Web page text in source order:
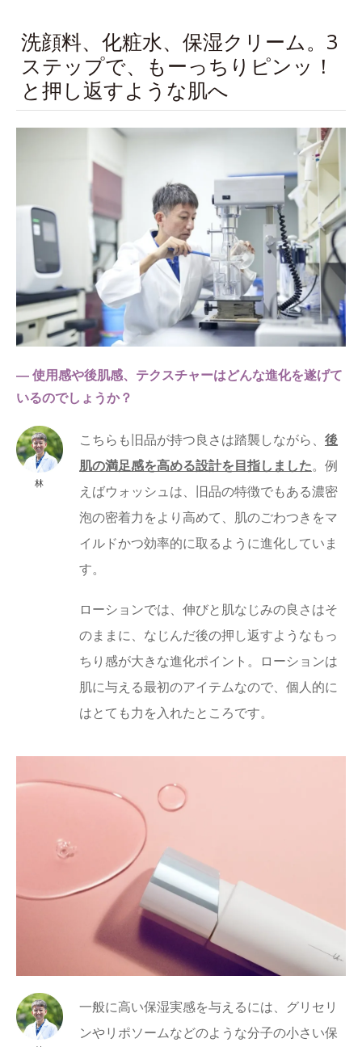
洗顔料、化粧水、保湿クリーム。3
ステップで、もーっちりピンッ！
と押し返すような肌へ
― 使用感や後肌感、テクスチャーはどんな進化を遂げて
いるのでしょうか？
林
こちらも旧品が持つ良さは踏襲しながら、後
肌の満足感を高める設計を目指しました。例
えばウォッシュは、旧品の特徴でもある濃密
泡の密着力をより高めて、肌のごわつきをマ
イルドかつ効率的に取るように進化していま
す。
ローションでは、伸びと肌なじみの良さはそ
のままに、なじんだ後の押し返すようなもっ
ちり感が大きな進化ポイント。ローションは
肌に与える最初のアイテムなので、個人的に
はとても力を入れたところです。
一般に高い保湿実感を与えるには、グリセリ
ンやリポソームなどのような分子の小さい保